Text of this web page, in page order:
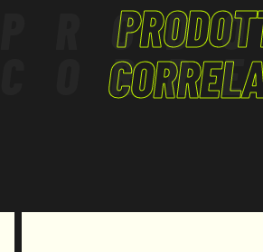
essere conforme al Regolamento
successive modifiche.